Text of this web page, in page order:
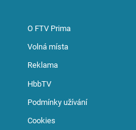
O FTV Prima
Volná místa
Reklama
HbbTV
Podmínky užívání
Cookies